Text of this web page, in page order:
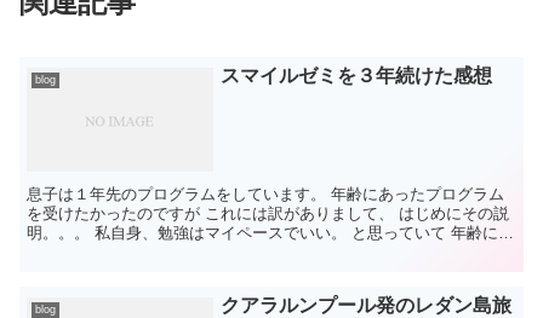
blog スマイルゼミを３年続けた感想
息子は１年先のプログラムをしています。 年齢にあったプログラム
を受けたかったのですが これには訳がありまして、 はじめにその説
明。。。 私自身、勉強はマイペースでいい。 と思っていて 年齢に応
blog
クアラルンプール発のレダン島旅